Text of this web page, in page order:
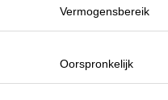
ook sommige
tentoonstelling
slechts één
zijn er meer dan 8.
Vermogensbereik
Oorspronkelijk